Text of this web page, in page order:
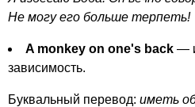
Не могу его больше терпеть!
A monkey on one's back —
зависимость.
Буквальный перевод: иметь